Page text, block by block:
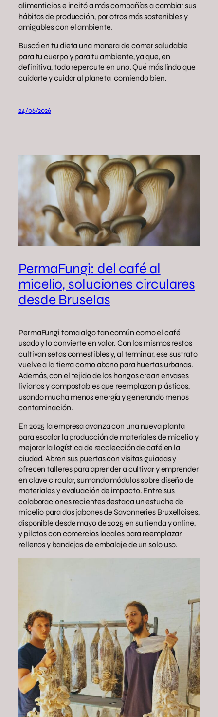
alimenticios e incitó a más compañías a cambiar sus
hábitos de producción, por otros más sostenibles y
amigables con el ambiente.
Buscá en tu dieta una manera de comer saludable
para tu cuerpo y para tu ambiente, ya que, en
definitiva, todo repercute en uno. Qué más lindo que
cuidarte y cuidar al planeta comiendo bien.
24/06/2026
PermaFungi: del café al
micelio, soluciones circulares
desde Bruselas
PermaFungi toma algo tan común como el café
usado y lo convierte en valor. Con los mismos restos
cultivan setas comestibles y, al terminar, ese sustrato
vuelve a la tierra como abono para huertas urbanas.
Además, con el tejido de los hongos crean envases
livianos y compostables que reemplazan plásticos,
usando mucha menos energía y generando menos
contaminación.
En 2025 la empresa avanza con una nueva planta
para escalar la producción de materiales de micelio y
mejorar la logística de recolección de café en la
ciudad. Abren sus puertas con visitas guiadas y
ofrecen talleres para aprender a cultivar y emprender
en clave circular, sumando módulos sobre diseño de
materiales y evaluación de impacto. Entre sus
colaboraciones recientes destaca un estuche de
micelio para dos jabones de Savonneries Bruxelloises,
disponible desde mayo de 2025 en su tienda y online,
y pilotos con comercios locales para reemplazar
rellenos y bandejas de embalaje de un solo uso.